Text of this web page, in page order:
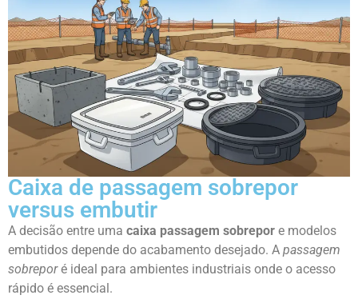
Caixa de passagem sobrepor
versus embutir
A decisão entre uma caixa passagem sobrepor e modelos
embutidos depende do acabamento desejado. A passagem
sobreporé ideal para ambientes industriais onde o acesso
rápido é essencial.